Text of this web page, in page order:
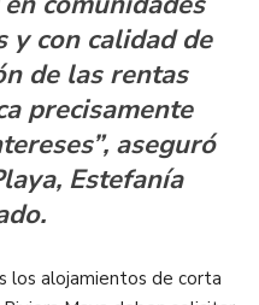
y con calidad de
de las rentas
precisamente
aseguró
Estefanía
los alojamientos de corta